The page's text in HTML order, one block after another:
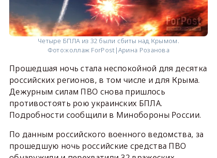
Четыре БПЛА из 32 были сбиты над Крымом.
Фото:коллаж ForPost|Арина Розанова
Прошедшая ночь стала неспокойной для десятка
российских регионов, в том числе и для Крыма.
Дежурным силам ПВО снова пришлось
противостоять рою украинских БПЛА.
Подробности сообщили в Минобороны России.
По данным российского военного ведомства, за
прошедшую ночь российские средства ПВО